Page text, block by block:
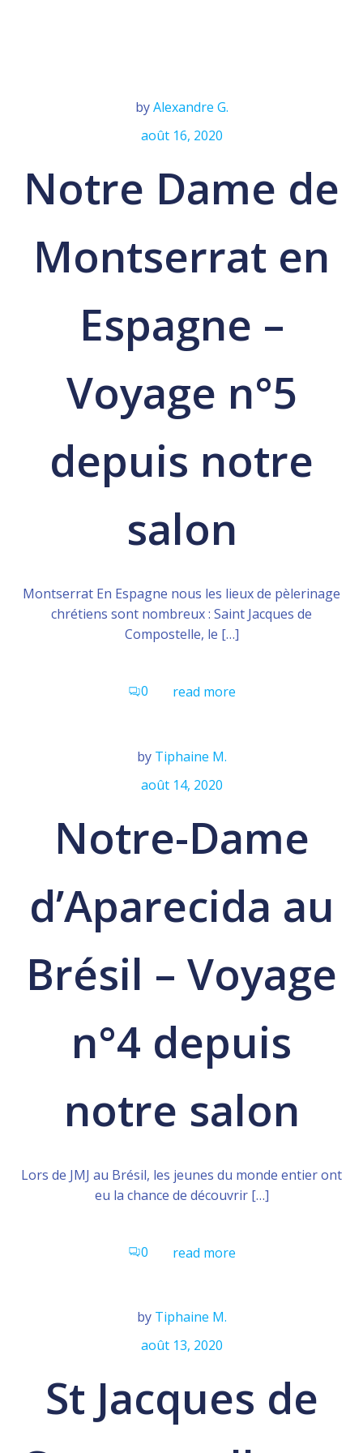
byAlexandre G.
août 16, 2020
Notre Dame de
Montserrat en
Espagne –
Voyage n°5
depuis notre
salon
Montserrat En Espagne nous les lieux de pèlerinage
chrétiens sont nombreux : Saint Jacques de
Compostelle, le […]
0 read more
by Tiphaine M.
août 14, 2020
Notre-Dame
d’Aparecida au
Brésil – Voyage
n°4 depuis
notre salon
Lors de JMJ au Brésil, les jeunes du monde entier ont
eu la chance de découvrir […]
0 read more
by Tiphaine M.
août 13, 2020
St Jacques de